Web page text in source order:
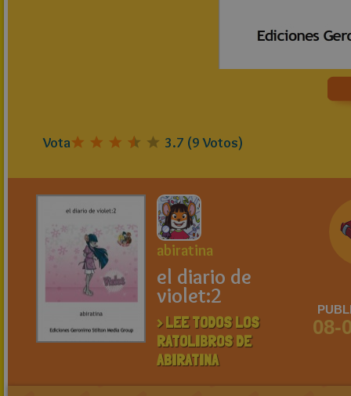
Vota 3.7 (9Votos)
abiratina
el diario de
violet:2
> LEE TODOS LOS
RATOLIBROS DE
ABIRATINA
08-